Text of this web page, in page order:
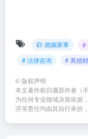
婚姻家事 #
# 法律咨询
# 离婚
© 版权声明
本文著作权归属原作者（
为任何专业领域决策依据
济等责任均由其自行承担